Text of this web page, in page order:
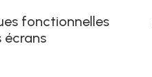
fonctionnelles
écrans